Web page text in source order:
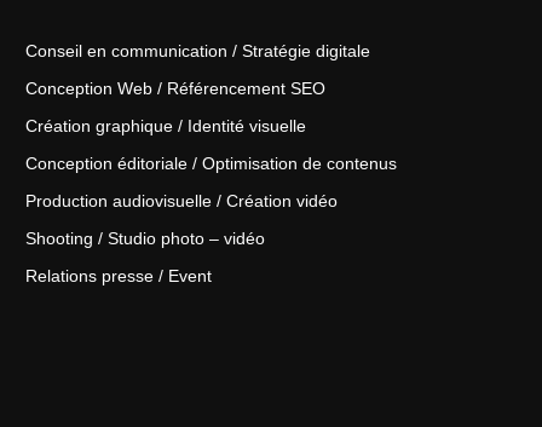
Conseil en communication / Stratégie digitale
Conception Web / Référencement SEO
Création graphique / Identité visuelle
Conception éditoriale / Optimisation de contenus
Production audiovisuelle / Création vidéo
Shooting / Studio photo – vidéo
Relations presse / Event